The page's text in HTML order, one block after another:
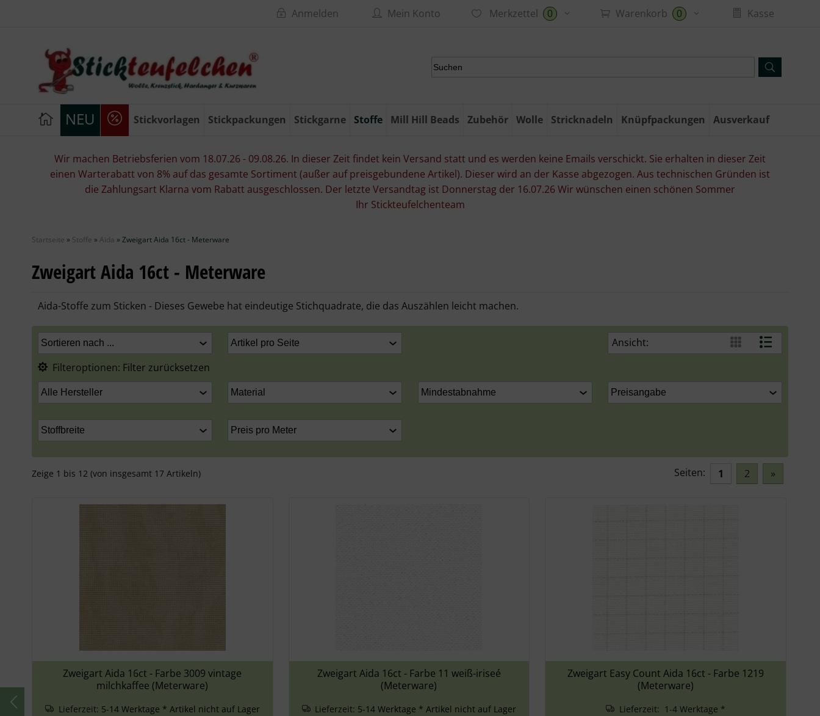
Anmelden Mein Konto Merkzettel 0 Warenkorb 0 Kasse
NEU Stickvorlagen Stickpackungen Stickgarne Stoffe Mill Hill Beads Zubehör Wolle Stricknadeln Knüpfpackungen Ausverkauf
Wir machen Betriebsferien vom 18.07.26 - 09.08.26. In dieser Zeit findet kein Versand statt und es werden keine Emails verschickt. Sie erhalten in dieser Zeit
einen Warterabatt von 8% auf das gesamte Sortiment (außer auf preisgebundene Artikel). Dieser wird an der Kasse abgezogen. Aus technischen Gründen ist
die Zahlungsart Klarna vom Rabatt ausgeschlossen. Der letzte Versandtag ist Donnerstag der 16.07.26 Wir wünschen einen schönen Sommer
Ihr Stickteufelchenteam
Startseite » Stoffe »Aida »Zweigart Aida 16ct - Meterware
Zweigart Aida 16ct - Meterware
Aida-Stoffe zum Sticken - Dieses Gewebe hat eindeutige Stichquadrate, die das Auszählen leicht machen.
Ansicht:
Filteroptionen: Filter zurücksetzen
Zeige 1 bis 12 (von insgesamt 17 Artikeln) Seiten: 1 2 »
Zweigart Aida 16ct - Farbe 3009 vintage
milchkaffee (Meterware)
Lieferzeit: 5-14 Werktage * Artikel nicht auf Lager
Zweigart Aida 16ct - Farbe 11 weiß-iriseé
(Meterware)
Lieferzeit: 5-14 Werktage * Artikel nicht auf Lager
Zweigart Easy Count Aida 16ct - Farbe 1219
(Meterware)
Lieferzeit: 1-4 Werktage *